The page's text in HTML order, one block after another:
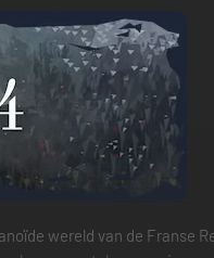
wereld van de Franse